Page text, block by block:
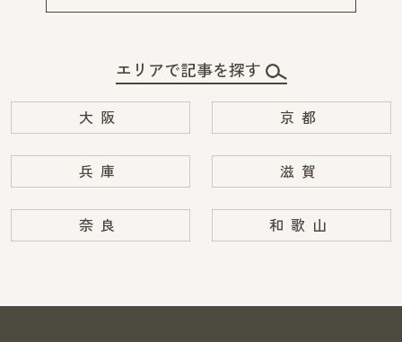
エリアで記事を探す
大阪 京都
兵庫 滋賀
奈良 和歌山